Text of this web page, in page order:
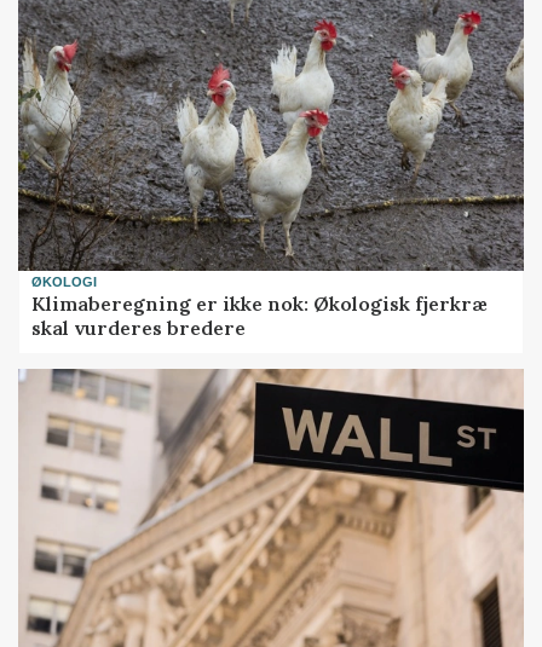
ØKOLOGI
Klimaberegning er ikke nok: Økologisk fjerkræ
skal vurderes bredere